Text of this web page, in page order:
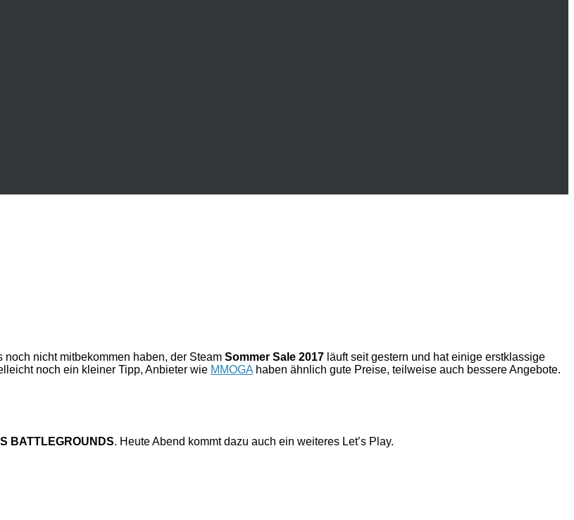
nicht mitbekommen haben, der Steam Sommer Sale 2017 läuft seit gestern und hat einige erstklassige
noch ein kleiner Tipp, Anbieter wie MMOGA haben ähnlich gute Preise, teilweise auch bessere Angebote.
BATTLEGROUNDS. Heute Abend kommt dazu auch ein weiteres Let’s Play.